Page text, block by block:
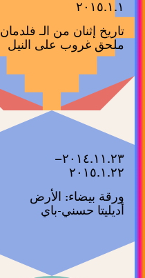
٢٠١٥.١.١
تاريخ إثنان من الـ فلدمان
ملحق غروب على النيل
٢٠١٤.١١.٢٣–
٢٠١٥.١.٢٢
ورقة بيضاء: الأرض
أديليتا حسني-باي